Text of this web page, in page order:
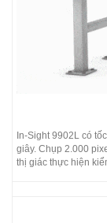
In-Sight 9902L có
giây. Chụp 2.000
thị giác thực hiện